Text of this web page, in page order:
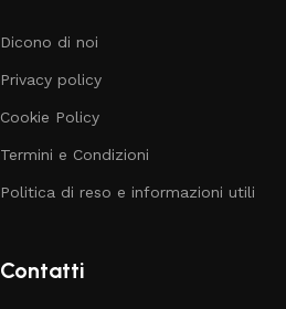
Dicono di noi
Privacy policy
Cookie Policy
Termini e Condizioni
Politica di reso e informazioni utili
Contatti